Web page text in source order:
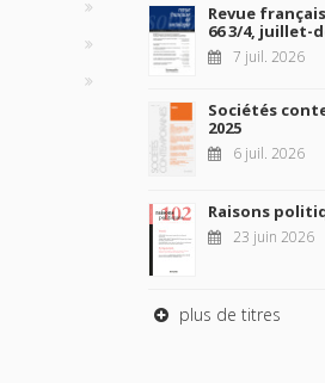
Revue
66 3/4, juillet-
7 juil. 2026
Sociétés
2025
6 juil. 2026
Raisons
23 juin 2026
plus de titres